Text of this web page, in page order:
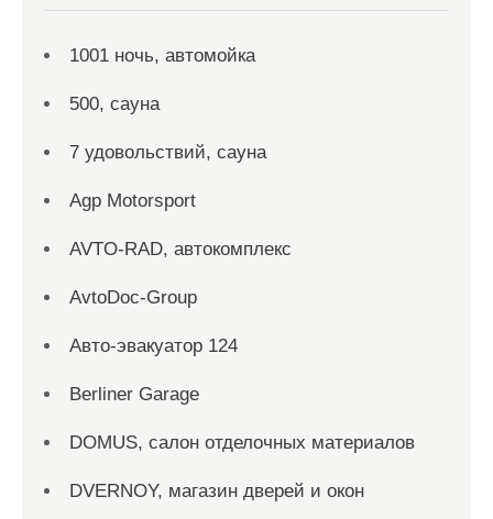
1001 ночь, автомойка
500, сауна
7 удовольствий, сауна
Agp Motorsport
AVTO-RAD, автокомплекс
AvtoDoc-Group
Aвто-эвакуатор 124
Berliner Garage
DOMUS, салон отделочных материалов
DVERNOY, магазин дверей и окон